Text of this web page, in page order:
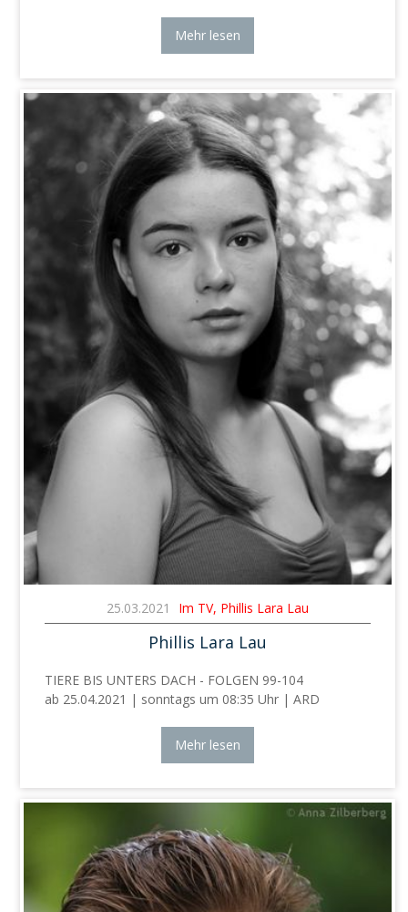
Mehr lesen
25.03.2021 Im TV, Phillis Lara Lau
Phillis Lara Lau
TIERE BIS UNTERS DACH - FOLGEN 99-104
ab 25.04.2021 | sonntags um 08:35 Uhr | ARD
Mehr lesen